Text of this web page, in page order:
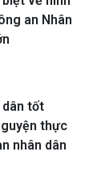
an Nhân
dân tốt
thực
nhân dân